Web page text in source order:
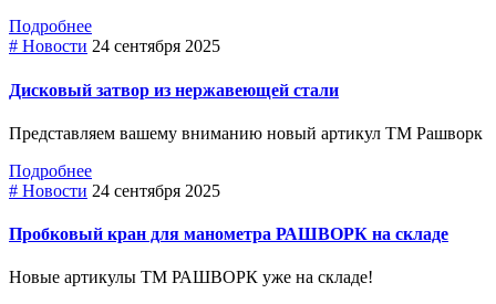
Подробнее
# Новости 24 сентября 2025
Дисковый затвор из нержавеющей стали
Представляем вашему вниманию новый артикул ТМ Рашворк
Подробнее
# Новости 24 сентября 2025
Пробковый кран для манометра РАШВОРК на складе
Новые артикулы ТМ РАШВОРК уже на складе!